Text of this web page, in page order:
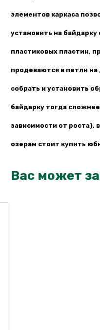
элементов каркаса
установить на
пластиковых пластин,
продеваются в петли на
собрать и установить
байдарку тогда
зависимости от роста),
озерам стоит купить
Вас может